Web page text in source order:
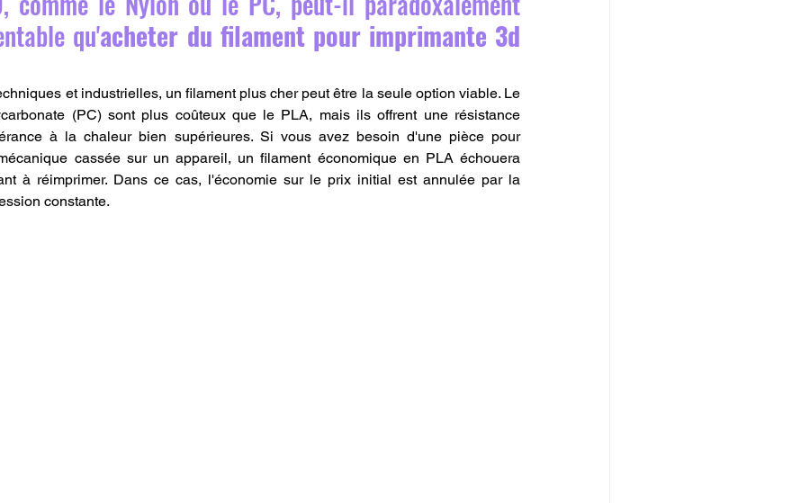
qu'acheter du filament pour imprimante 3d
et industrielles, un filament plus cher peut être la seule option viable. Le
(PC) sont plus coûteux que le PLA, mais ils offrent une résistance
à la chaleur bien supérieures. Si vous avez besoin d'une pièce pour
cassée sur un appareil, un filament économique en PLA échouera
à réimprimer. Dans ce cas, l'économie sur le prix initial est annulée par la
constante.